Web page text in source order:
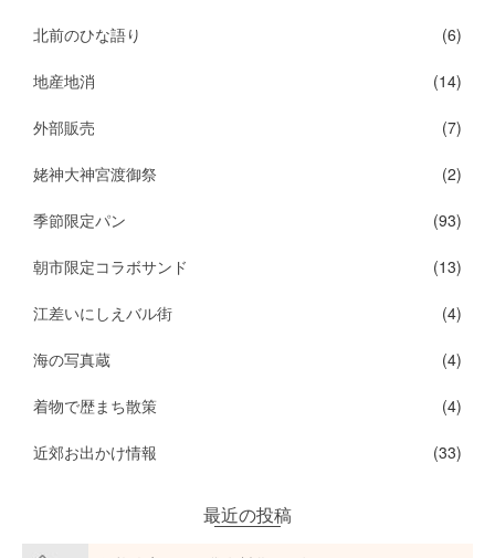
北前のひな語り (6)
地産地消 (14)
外部販売 (7)
姥神大神宮渡御祭 (2)
季節限定パン (93)
朝市限定コラボサンド (13)
江差いにしえバル街 (4)
海の写真蔵 (4)
着物で歴まち散策 (4)
近郊お出かけ情報 (33)
最近の投稿